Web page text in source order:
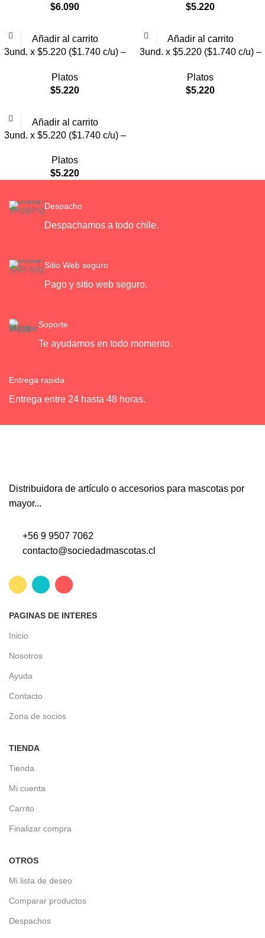
$6.090
$5.220
Añadir al carrito
3und. x $5.220 ($1.740 c/u) –
Platos
$5.220
Añadir al carrito
3und. x $5.220 ($1.740 c/u) –
Platos
$5.220
Añadir al carrito
3und. x $5.220 ($1.740 c/u) –
Platos
$5.220
Despacho
Despachamos a todo chile.
Sitio Web seguro
Pago y sitio web seguro.
Soporte
Te ayudamos en todo momento.
Entrega rapida
Entrega entre 24 hasta 48 horas.
Distribuidora de artículo o accesorios para mascotas por
mayor...
+56 9 9507 7062
contacto@sociedadmascotas.cl
PAGINAS DE INTERES
Inicio
Nosotros
Ayuda
Contacto
Zona de socios
TIENDA
Tienda
Mi cuenta
Carrito
Finalizar compra
OTROS
Mi lista de deseo
Comparar productos
Despachos